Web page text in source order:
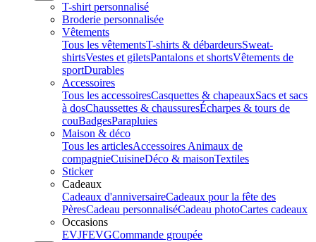
T-shirt personnalisé
Broderie personnalisée
Vêtements
Tous les vêtementsT-shirts & débardeursSweat-
shirtsVestes et giletsPantalons et shortsVêtements de
sportDurables
Accessoires
Tous les accessoiresCasquettes & chapeauxSacs et sacs
à dosChaussettes & chaussuresÉcharpes & tours de
couBadgesParapluies
Maison & déco
Tous les articlesAccessoires Animaux de
compagnieCuisineDéco & maisonTextiles
Sticker
Cadeaux
Cadeaux d'anniversaireCadeaux pour la fête des
PèresCadeau personnaliséCadeau photoCartes cadeaux
Occasions
EVJFEVGCommande groupée